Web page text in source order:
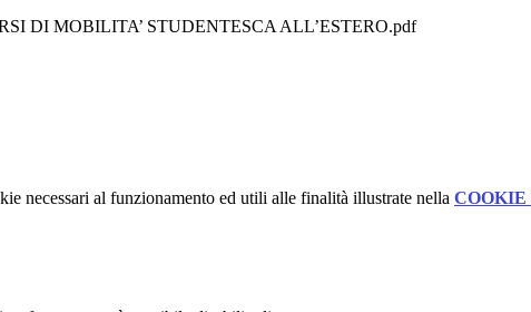
DI MOBILITA’ STUDENTESCA ALL’ESTERO.pdf
necessari al funzionamento ed utili alle finalità illustrate nella